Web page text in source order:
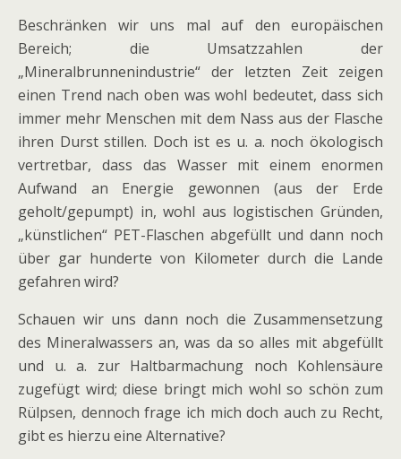
Beschränken wir uns mal auf den europäischen
Bereich; die Umsatzzahlen der
„Mineralbrunnenindustrie“ der letzten Zeit zeigen
einen Trend nach oben was wohl bedeutet, dass sich
immer mehr Menschen mit dem Nass aus der Flasche
ihren Durst stillen. Doch ist es u. a. noch ökologisch
vertretbar, dass das Wasser mit einem enormen
Aufwand an Energie gewonnen (aus der Erde
geholt/gepumpt) in, wohl aus logistischen Gründen,
„künstlichen“ PET-Flaschen abgefüllt und dann noch
über gar hunderte von Kilometer durch die Lande
gefahren wird?
Schauen wir uns dann noch die Zusammensetzung
des Mineralwassers an, was da so alles mit abgefüllt
und u. a. zur Haltbarmachung noch Kohlensäure
zugefügt wird; diese bringt mich wohl so schön zum
Rülpsen, dennoch frage ich mich doch auch zu Recht,
gibt es hierzu eine Alternative?